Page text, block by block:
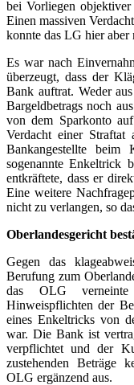
bei Vorliegen objektiver
Einen massiven
konnte das LG hier aber
Es war nach
überzeugt, dass der
Bank auftrat. Weder
Bargeldbetrags noch
von dem Sparkonto
Verdacht einer Straftat
Bankangestellte
sogenannte Enkeltrick
entkräftete, dass er
Eine weitere
nicht zu verlangen, so
Oberlandesgericht
Gegen das
Berufung zum
das OLG
Hinweispflichten der
eines Enkeltricks von
war. Die Bank ist
verpflichtet und der
zustehenden Beträge
OLG ergänzend aus.